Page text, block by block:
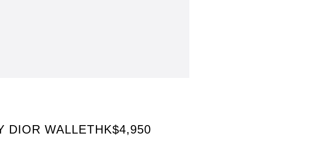
DIOR WALLETHK$4,950